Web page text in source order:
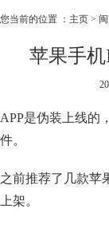
您当前的位置 ： 主页 >
苹果手
APP是伪装上线的
件。
之前推荐了几款苹
上架。